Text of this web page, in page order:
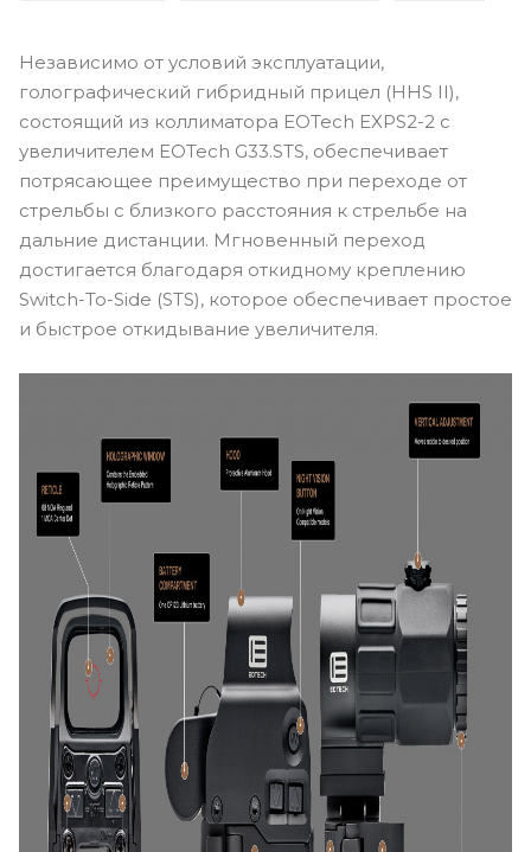
Независимо от условий эксплуатации,
голографический гибридный прицел (HHS II),
состоящий из коллиматора EOTech EXPS2-2 с
увеличителем EOTech G33.STS, обеспечивает
потрясающее преимущество при переходе от
стрельбы с близкого расстояния к стрельбе на
дальние дистанции. Мгновенный переход
достигается благодаря откидному креплению
Switch-To-Side (STS), которое обеспечивает простое
и быстрое откидывание увеличителя.